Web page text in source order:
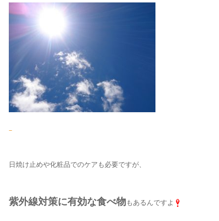
日焼け止めや化粧品でのケアも必要ですが、
紫外線対策に有効な食べ物もあるんですよ